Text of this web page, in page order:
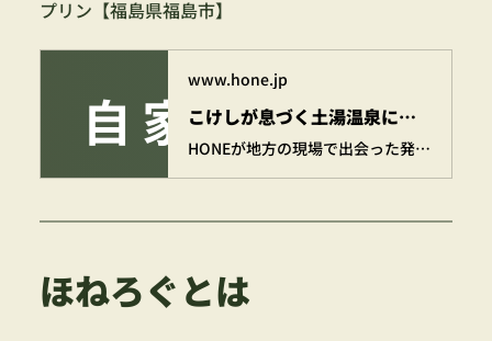
プリン【福島県福島市】
www.hone.jp
こけしが息づく土湯温泉に生まれた、心をつなぐ「連結」プリン【福島県福島市】 | 株式会社HONE - 地方の文化と経済を骨太にするマーケティング支援
HONEが地方の現場で出会った発見や挑戦を記した骨太な活動記録。我々が地方に足を運び、先人たちが紡いできた伝統や、未来に残したい景色を綴っています。 いつのまにか、地方の「ほんと」の姿が見えてくる。気づけば、地方が近くなる。 現場でしか得られない骨太な体験を、お届けしていきます。
ほねろぐとは